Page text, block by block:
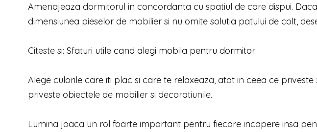
Amenajeaza dormitorul in concordanta cu spatiul de care dispui.
dimensiunea pieselor de mobilier si nu omite solutia patului de colt,
Citeste si: Sfaturi utile cand alegi mobila pentru dormitor
Alege culorile care iti plac si care te relaxeaza, atat in ceea ce
priveste obiectele de mobilier si decoratiunile.
Lumina joaca un rol foarte important pentru fiecare incapere insa